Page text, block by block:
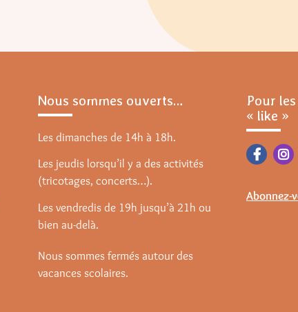
Nous sommes ouverts…
Les dimanches de 14h à 18h.
Les jeudis lorsqu’il y a des activités
(tricotages, concerts…).
Les vendredis de 19h jusqu’à 21h ou
bien au-delà.
Nous sommes fermés autour des
vacances scolaires.
Pour
« like »
Abonnez-